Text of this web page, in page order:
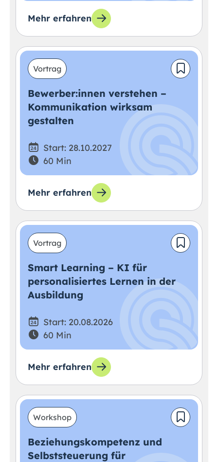
Mehr erfahren
Vortrag
Bewerber:innen verstehen –
Kommunikation wirksam
gestalten
Start: 28.10.2027
60 Min
Mehr erfahren
Vortrag
Smart Learning – KI für
personalisiertes Lernen in der
Ausbildung
Start: 20.08.2026
60 Min
Mehr erfahren
Workshop
Beziehungskompetenz und
Selbststeuerung für